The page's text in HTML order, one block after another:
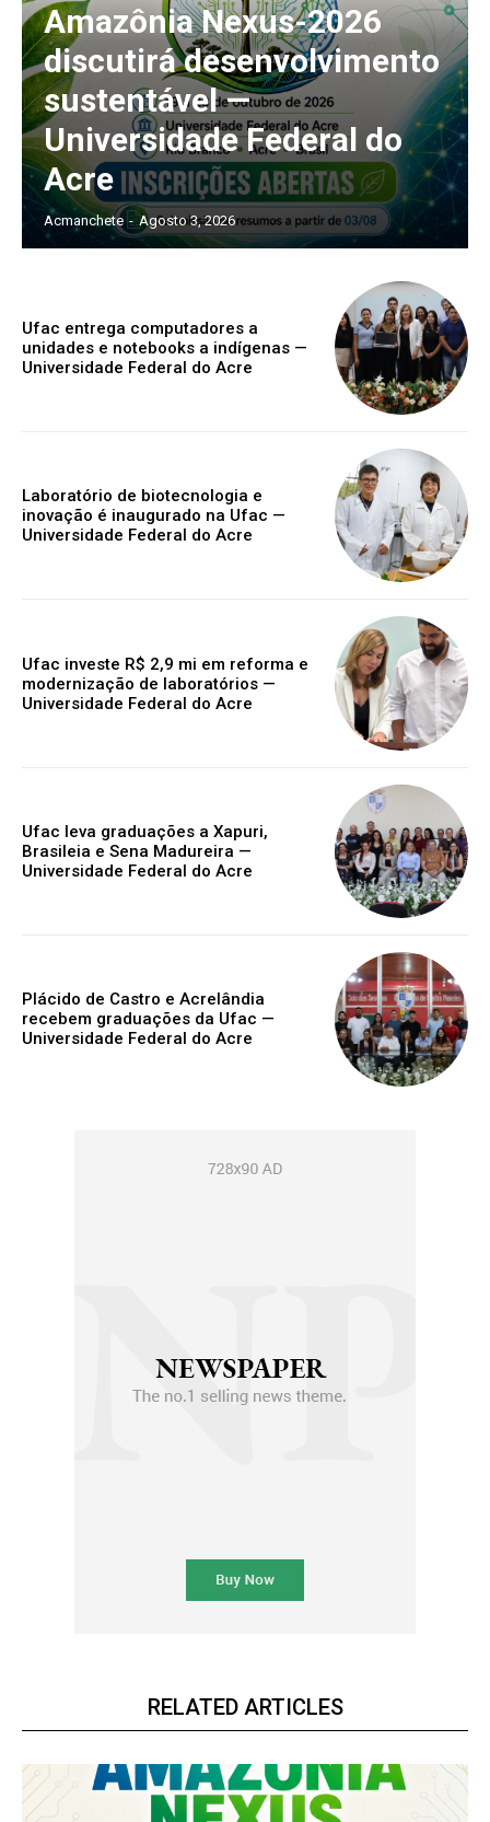
Amazônia Nexus-2026
discutirá desenvolvimento
sustentável —
Universidade Federal do
Acre
Acmanchete - Agosto 3, 2026
Ufac entrega computadores a
unidades e notebooks a indígenas —
Universidade Federal do Acre
Laboratório de biotecnologia e
inovação é inaugurado na Ufac —
Universidade Federal do Acre
Ufac investe R$ 2,9 mi em reforma e
modernização de laboratórios —
Universidade Federal do Acre
Ufac leva graduações a Xapuri,
Brasileia e Sena Madureira —
Universidade Federal do Acre
Plácido de Castro e Acrelândia
recebem graduações da Ufac —
Universidade Federal do Acre
RELATED ARTICLES